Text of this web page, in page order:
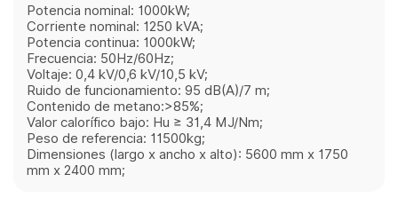
Potencia nominal: 1000kW;
Corriente nominal: 1250 kVA;
Potencia continua: 1000kW;
Frecuencia: 50Hz/60Hz;
Voltaje: 0,4 kV/0,6 kV/10,5 kV;
Ruido de funcionamiento: 95 dB(A)/7 m;
Contenido de metano:>85%;
Valor calorífico bajo: Hu ≥ 31,4 MJ/Nm;
Peso de referencia: 11500kg;
Dimensiones (largo x ancho x alto): 5600 mm x 1750
mm x 2400 mm;